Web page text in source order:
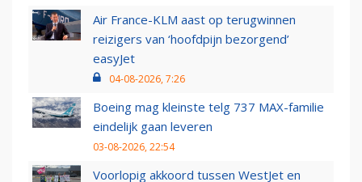
Air France-KLM aast op terugwinnen
reizigers van ‘hoofdpijn bezorgend’
easyJet
04-08-2026, 7:26
Boeing mag kleinste telg 737 MAX-familie
eindelijk gaan leveren
03-08-2026, 22:54
Voorlopig akkoord tussen WestJet en